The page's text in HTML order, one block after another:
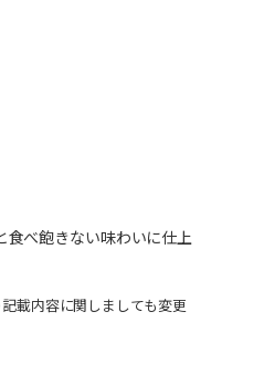
食べ飽きない味わいに仕上
載内容に関しましても変更